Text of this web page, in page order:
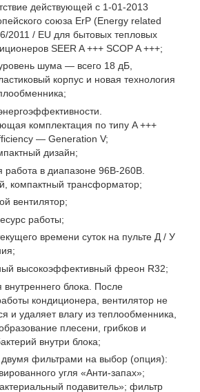
действующей c 1-01-2013
союза ErP (Energy related
2011 / EU для бытовых тепловых
SEER A +++ SCOP A +++;
шума — всего 18 дБ,
корпус и новая технология
комплектация по типу A +++
— Generation V;
дизайн;
работа в диапазоне 96В-260В.
компактный трансформатор;
вентилятор;
работы;
времени суток на пульте Д / У
высокоэффективный фреон R32;
блока. После
кондиционера, вентилятор не
и удаляет влагу из теплообменника,
плесени, грибков и
внутри блока;
двумя фильтрами на выбор (опция):
угля «Анти-запах»;
подавитель»; фильтр